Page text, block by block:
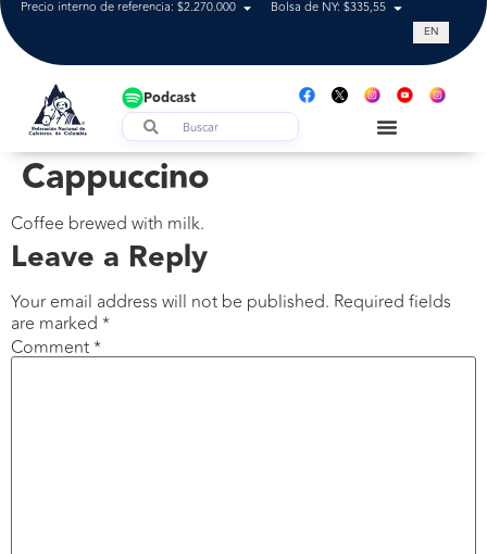
Precio interno de referencia: $2.270.000 Bolsa de NY: $335,55 Tasa de
EN
Podcast
Cappuccino
Coffee brewed with milk.
Leave a Reply
Your email address will not be published. Required fields
are marked *
Comment*